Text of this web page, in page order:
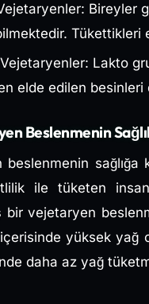
Bireyler
Tükettikleri
Lakto
elde edilen
Beslenmenin
sağlığa
ile tüketen
bir vejetaryen
yüksek yağ
daha az yağ